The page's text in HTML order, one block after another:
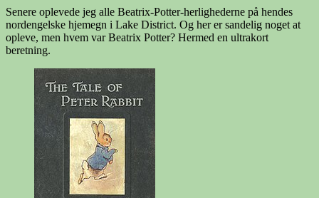
Senere oplevede jeg alle Beatrix-Potter-herlighederne på hendes
nordengelske hjemegn i Lake District. Og her er sandelig noget at
opleve, men hvem var Beatrix Potter? Hermed en ultrakort
beretning.